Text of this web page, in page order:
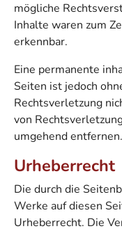
mögliche
Inhalte waren zum
erkennbar.
Eine permanente
Seiten ist jedoch
Rechtsverletzung
von
umgehend entfernen.
Urheberrecht
Die durch die
Werke auf diesen
Urheberrecht. Die